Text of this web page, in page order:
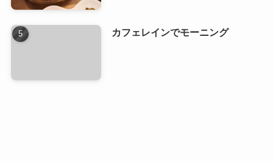
カフェレインでモーニング